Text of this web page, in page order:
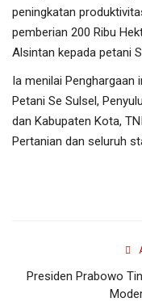
peningkatan
pemberian 200 Ribu
Alsintan kepada petani
Ia menilai Penghargaan
Petani Se Sulsel,
dan Kabupaten Kota,
Pertanian dan seluruh
Presiden Prabowo